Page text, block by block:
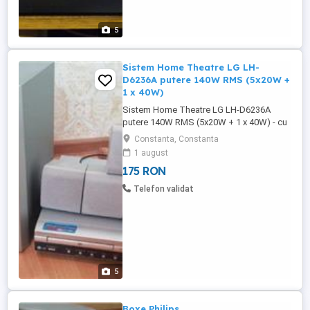
5
5
Sistem Home Theatre LG LH-
D6236A putere 140W RMS (5x20W +
1 x 40W)
Sistem Home Theatre LG LH-D6236A
putere 140W RMS (5x20W + 1 x 40W) - cu
telecomanda originala , tunner digital ,
statie 5.1 , iesire pe mufa obisnuita
clipsuri , AUX IN pe RCA, mufa euroscart ,
fara boxe 175 , cu boxe 250 175 RON
Satelti LG LHS-D6236T x 5 buc 4 ohm / 25
Constanta, Constanta
1 august
175 RON
Telefon validat